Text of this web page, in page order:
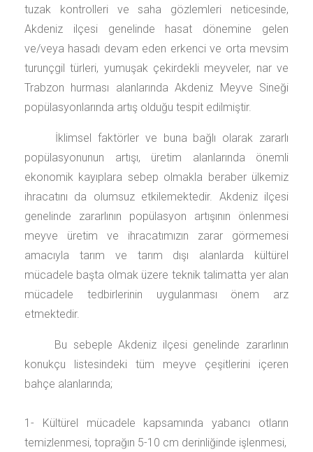
tuzak kontrolleri ve saha gözlemleri neticesinde,
Akdeniz ilçesi genelinde hasat dönemine gelen
ve/veya hasadı devam eden erkenci ve orta mevsim
turunçgil türleri, yumuşak çekirdekli meyveler, nar ve
Trabzon hurması alanlarında Akdeniz Meyve Sineği
popülasyonlarında artış olduğu tespit edilmiştir.
İklimsel faktörler ve buna bağlı olarak zararlı
popülasyonunun artışı, üretim alanlarında önemli
ekonomik kayıplara sebep olmakla beraber ülkemiz
ihracatını da olumsuz etkilemektedir. Akdeniz ilçesi
genelinde zararlının popülasyon artışının önlenmesi
meyve üretim ve ihracatımızın zarar görmemesi
amacıyla tarım ve tarım dışı alanlarda kültürel
mücadele başta olmak üzere teknik talimatta yer alan
mücadele tedbirlerinin uygulanması önem arz
etmektedir.
Bu sebeple Akdeniz ilçesi genelinde zararlının
konukçu listesindeki tüm meyve çeşitlerini içeren
bahçe alanlarında;
1- Kültürel mücadele kapsamında yabancı otların
temizlenmesi, toprağın 5-10 cm derinliğinde işlenmesi,